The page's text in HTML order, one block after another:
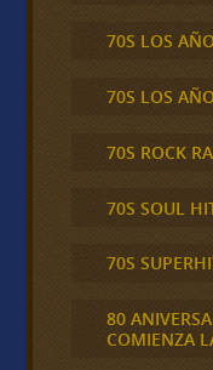
70S LOS
70S LOS
70S ROCK
70S SOUL
70S
80
COMIENZA